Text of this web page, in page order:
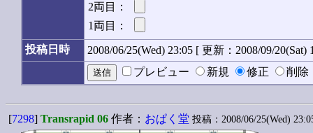
2両目：
1両目：
投稿日時
2008/06/25(Wed) 23:05 [ 更新：2008/09/20(Sat)
プレビュー
新規 修正 削
[7298] Transrapid 06 作者： おぱく堂 投稿：2008/06/25(Wed)